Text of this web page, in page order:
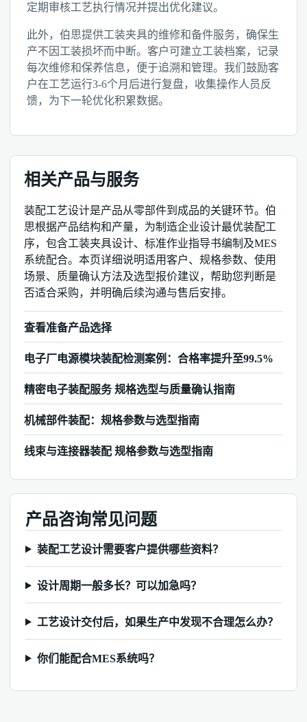
定期审核工艺执行情况并提出优化建议。
此外，伯思提供工装夹具的维修和备件服务，确保生
产不因工装损坏而中断。客户可建立工装档案，记录
每次维修和保养信息，便于追溯和管理。我们鼓励客
户在工艺运行3-6个月后进行复盘，收集操作人员反
馈，为下一轮优化积累数据。
相关产品与服务
装配工艺设计是产品从零部件到成品的关键环节。伯
思根据产品结构和产量，为制造企业设计最优装配工
序，包含工装夹具设计、标准作业指导书编制及MES
系统配合。本页详细说明适用客户、规格参数、使用
场景、质量确认方法及选型报价建议，帮助您判断是
否适合采购，并明确后续沟通与售后安排。
查看准备产品选择
电子厂电源模块装配检测案例：合格率提升至99.5%
精密电子装配服务 规格选型与质量确认指南
机械部件装配：规格参数与选型指南
线束与连接器装配 规格参数与选型指南
产品咨询常见问题
装配工艺设计需要客户提供哪些资料？
设计周期一般多长？可以加急吗？
工艺设计交付后，如果生产中发现不合理怎么办？
你们能配合MES系统吗？